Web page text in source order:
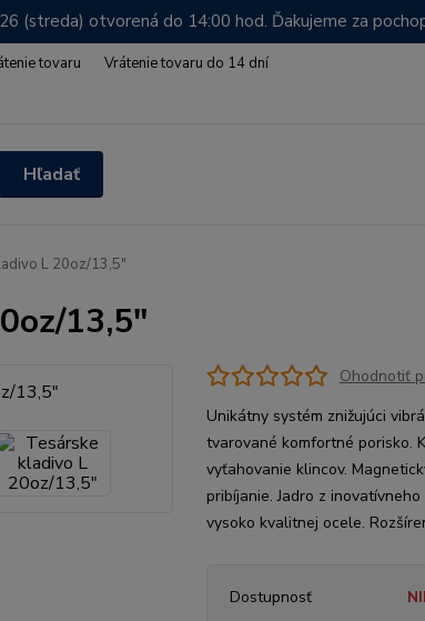
(streda) otvorená do 14:00 hod. Ďakujeme za
tovaru
Vrátenie tovaru do 14 dní
Hľadať
L 20oz/13,5"
13,5"
Ohodnotiť
Unikátny systém znižujúci
tvarované komfortné porisko.
vyťahovanie klincov.
pribíjanie. Jadro z
vysoko kvalitnej ocele.
Dostupnosť